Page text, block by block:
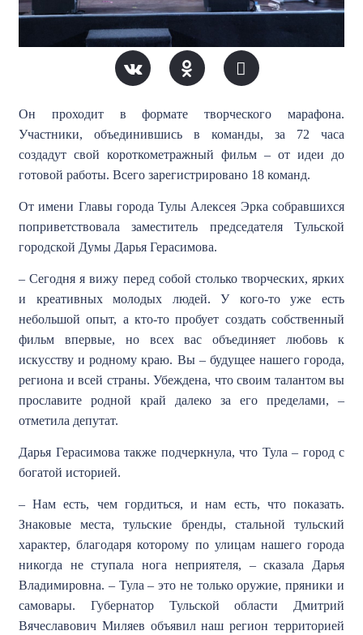
Он проходит в формате творческого марафона.
Участники, объединившись в команды, за 72 часа
создадут свой короткометражный фильм – от идеи до
готовой работы. Всего зарегистрировано 18 команд.
От имени Главы города Тулы Алексея Эрка собравшихся
поприветствовала заместитель председателя Тульской
городской Думы Дарья Герасимова.
– Сегодня я вижу перед собой столько творческих, ярких
и креативных молодых людей. У кого-то уже есть
небольшой опыт, а кто-то пробует создать собственный
фильм впервые, но всех вас объединяет любовь к
искусству и родному краю. Вы – будущее нашего города,
региона и всей страны. Убеждена, что своим талантом вы
прославите родной край далеко за его пределами, –
отметила депутат.
Дарья Герасимова также подчеркнула, что Тула – город с
богатой историей.
– Нам есть, чем гордиться, и нам есть, что показать.
Знаковые места, тульские бренды, стальной тульский
характер, благодаря которому по улицам нашего города
никогда не ступала нога неприятеля, – сказала Дарья
Владимировна. – Тула – это не только оружие, пряники и
самовары. Губернатор Тульской области Дмитрий
Вячеславович Миляев объявил наш регион территорией